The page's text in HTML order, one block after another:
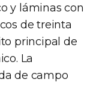
y láminas con
de treinta
principal de
La
de campo